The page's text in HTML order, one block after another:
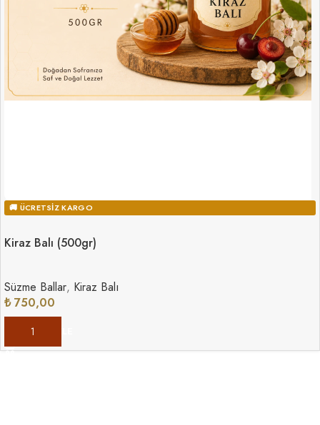
🚚 ÜCRETSIZ KARGO
Kiraz Balı (500gr)
Süzme Ballar, Kiraz Balı
₺750,00
SEPETE EKLE